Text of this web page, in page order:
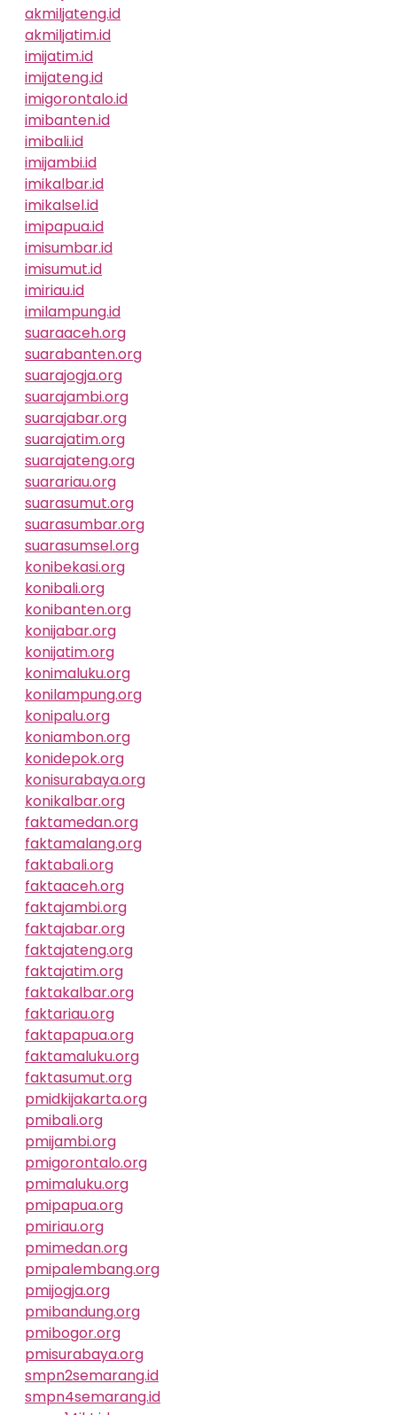
akmiljateng.id
akmiljatim.id
imijatim.id
imijateng.id
imigorontalo.id
imibanten.id
imibali.id
imijambi.id
imikalbar.id
imikalsel.id
imipapua.id
imisumbar.id
imisumut.id
imiriau.id
imilampung.id
suaraaceh.org
suarabanten.org
suarajogja.org
suarajambi.org
suarajabar.org
suarajatim.org
suarajateng.org
suarariau.org
suarasumut.org
suarasumbar.org
suarasumsel.org
konibekasi.org
konibali.org
konibanten.org
konijabar.org
konijatim.org
konimaluku.org
konilampung.org
konipalu.org
koniambon.org
konidepok.org
konisurabaya.org
konikalbar.org
faktamedan.org
faktamalang.org
faktabali.org
faktaaceh.org
faktajambi.org
faktajabar.org
faktajateng.org
faktajatim.org
faktakalbar.org
faktariau.org
faktapapua.org
faktamaluku.org
faktasumut.org
pmidkijakarta.org
pmibali.org
pmijambi.org
pmigorontalo.org
pmimaluku.org
pmipapua.org
pmiriau.org
pmimedan.org
pmipalembang.org
pmijogja.org
pmibandung.org
pmibogor.org
pmisurabaya.org
smpn2semarang.id
smpn4semarang.id